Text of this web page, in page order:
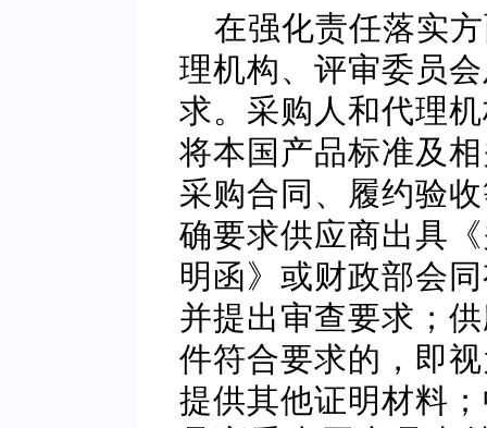
在强化责任落实
理机构、评审委员
求。采购人和代理
将本国产品标准及
采购合同、履约验
确要求供应商出具
明函》或财政部会
并提出审查要求；
件符合要求的，即
提供其他证明材料